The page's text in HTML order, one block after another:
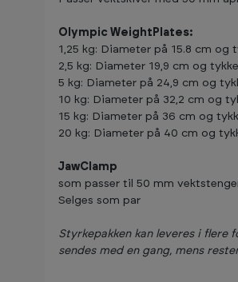
Olympic WeightPlates:
1,25 kg: Diameter på 15.8 cm og
2,5 kg: Diameter 19,9 cm og
5 kg: Diameter på 24,9 cm og
10 kg: Diameter på 32,2 cm og
15 kg: Diameter på 36 cm og
20 kg: Diameter på 40 cm og
JawClamp
som passer til 50 mm
Selges som par
Styrkepakken kan leveres i flere
sendes med en gang, mens